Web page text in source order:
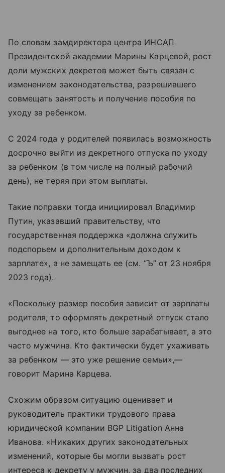
По словам замдиректора центра ИНСАП
Президентской академии Марины Карцевой, рост
доли мужских декретов может быть связан с
изменением законодательства, разрешившего
совмещать занятость и получение пособия по
уходу за ребенком.
С 2024 года у родителей появилась возможность
досрочно выйти из декретного отпуска по уходу
за ребенком (в том числе на полный рабочий
день), не теряя при этом выплаты.
Такие поправки тогда инициировал Владимир
Путин, указавший правительству, что
государственная поддержка «должна служить
подспорьем и дополнительным доходом к
зарплате», а не замещать ее (см. “Ъ” от 23 ноября
2023 года).
«Поскольку размер пособия зависит от зарплаты
родителя, то оформлять декретный отпуск стало
выгоднее на того, кто больше зарабатывает, а это
часто мужчина. Кто фактически будет ухаживать
за ребенком — это уже решение семьи»,—
говорит Марина Карцева.
Схожим образом ситуацию оценивает и
руководитель практики трудового права
юридической компании BGP Litigation Анна
Иванова. «Никаких других законодательных
изменений, которые бы могли вызвать рост
интереса к декрету у мужчин, за два последних